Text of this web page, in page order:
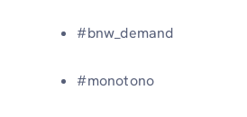
#bnw_demand
#monotono